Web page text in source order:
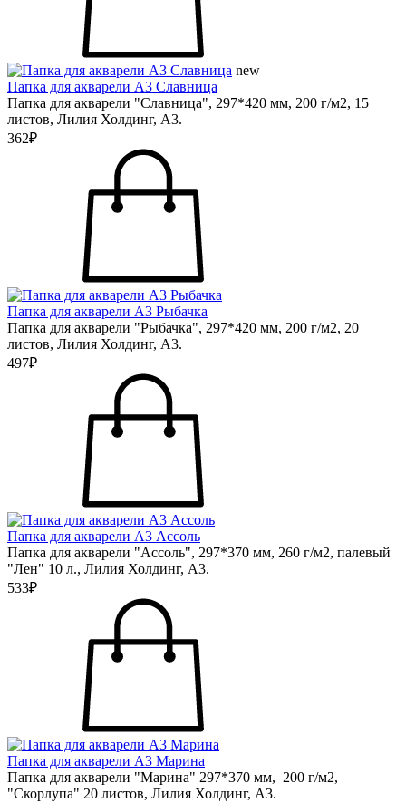
new
Папка для акварели А3 Славница
Папка для акварели "Славница", 297*420 мм, 200 г/м2, 15
листов, Лилия Холдинг, А3.
362₽
Папка для акварели А3 Рыбачка
Папка для акварели "Рыбачка", 297*420 мм, 200 г/м2, 20
листов, Лилия Холдинг, А3.
497₽
Папка для акварели А3 Ассоль
Папка для акварели "Ассоль", 297*370 мм, 260 г/м2, палевый
"Лен" 10 л., Лилия Холдинг, А3.
533₽
Папка для акварели А3 Марина
Папка для акварели "Марина" 297*370 мм, 200 г/м2,
"Скорлупа" 20 листов, Лилия Холдинг, А3.